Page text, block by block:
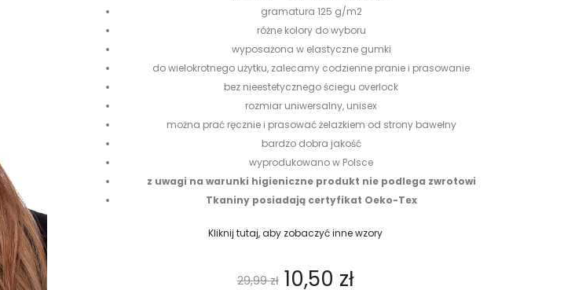
gramatura 125 g/m2
różne kolory do wyboru
wyposażona w elastyczne gumki
do wielokrotnego użytku, zalecamy codzienne pranie i prasowanie
bez nieestetycznego ściegu overlock
rozmiar uniwersalny, unisex
można prać ręcznie i prasować żelazkiem od strony bawełny
bardzo dobra jakość
wyprodukowano w Polsce
z uwagi na warunki higieniczne produkt nie podlega zwrotowi
Tkaniny posiadają certyfikat Oeko-Tex
Kliknij tutaj, aby zobaczyć inne wzory
29,99zł 10,50 zł